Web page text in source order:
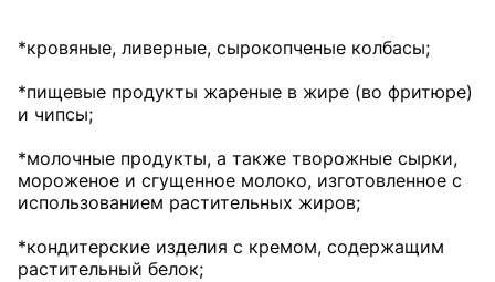
*кровяные, ливерные, сырокопченые колбасы;
*пищевые продукты жареные в жире (во фритюре)
и чипсы;
*молочные продукты, а также творожные сырки,
мороженое и сгущенное молоко, изготовленное с
использованием растительных жиров;
*кондитерские изделия с кремом, содержащим
растительный белок;